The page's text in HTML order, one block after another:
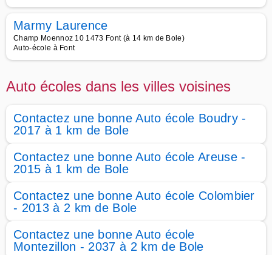
Marmy Laurence
Champ Moennoz 10 1473 Font (à 14 km de Bole)
Auto-école à Font
Auto écoles dans les villes voisines
Contactez une bonne Auto école Boudry -
2017 à 1 km de Bole
Contactez une bonne Auto école Areuse -
2015 à 1 km de Bole
Contactez une bonne Auto école Colombier
- 2013 à 2 km de Bole
Contactez une bonne Auto école
Montezillon - 2037 à 2 km de Bole